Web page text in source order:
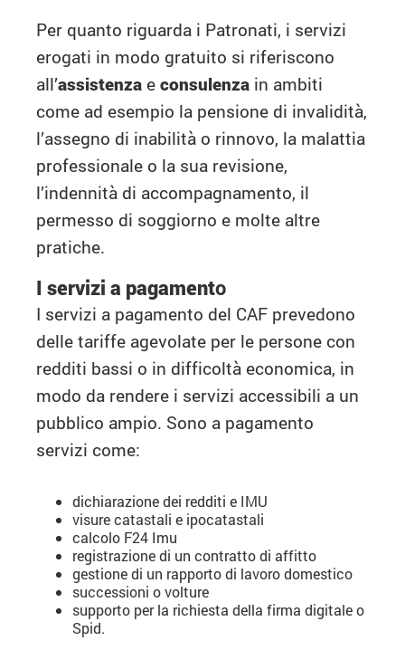
Per quanto riguarda i Patronati, i servizi
erogati in modo gratuito si riferiscono
all’assistenza e consulenza in ambiti
come ad esempio la pensione di invalidità,
l’assegno di inabilità o rinnovo, la malattia
professionale o la sua revisione,
l’indennità di accompagnamento, il
permesso di soggiorno e molte altre
pratiche.
I servizi a pagamento
I servizi a pagamento del CAF prevedono
delle tariffe agevolate per le persone con
redditi bassi o in difficoltà economica, in
modo da rendere i servizi accessibili a un
pubblico ampio. Sono a pagamento
servizi come:
dichiarazione dei redditi e IMU
visure catastali e ipocatastali
calcolo F24 Imu
registrazione di un contratto di affitto
gestione di un rapporto di lavoro domestico
successioni o volture
supporto per la richiesta della firma digitale o
Spid.